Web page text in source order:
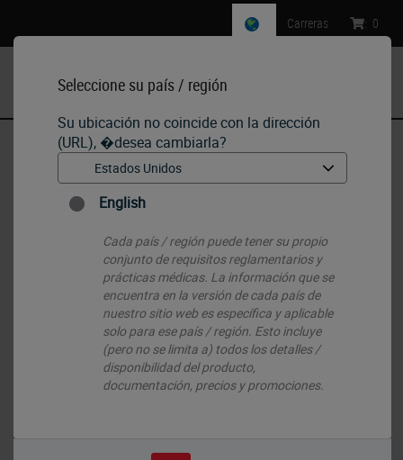
Seleccione su país / región
Su ubicación no coincide con la dirección
(URL), �desea cambiarla?
English
Cada país / región puede tener su propio
conjunto de requisitos reglamentarios y
prácticas médicas. La información que se
encuentra en la versión de cada país de
nuestro sitio web es específica y aplicable
solo para ese país / región. Esto incluye
(pero no se limita a) todos los detalles /
disponibilidad del producto,
documentación, precios y promociones.
Carreras : 0
IHC & ISH • IHC Primary Antibodies P120 Catenin